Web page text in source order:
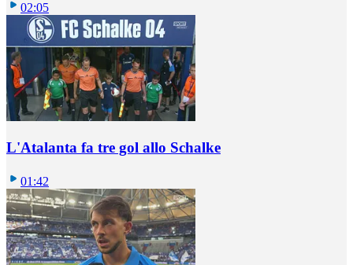
02:05
L'Atalanta fa tre gol allo Schalke
01:42